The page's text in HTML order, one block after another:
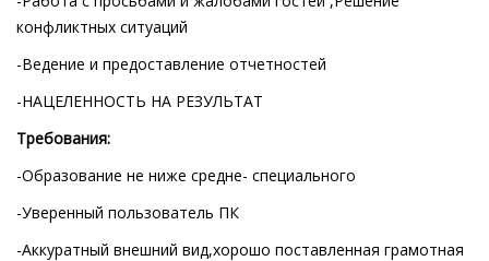
конфликтных ситуаций
-Ведение и предоставление отчетностей
-НАЦЕЛЕННОСТЬ НА РЕЗУЛЬТАТ
Требования:
-Образование не ниже средне- специального
-Уверенный пользователь ПК
-Аккуратный внешний вид,хорошо поставленная грамотная